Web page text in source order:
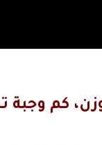
كم وجبة